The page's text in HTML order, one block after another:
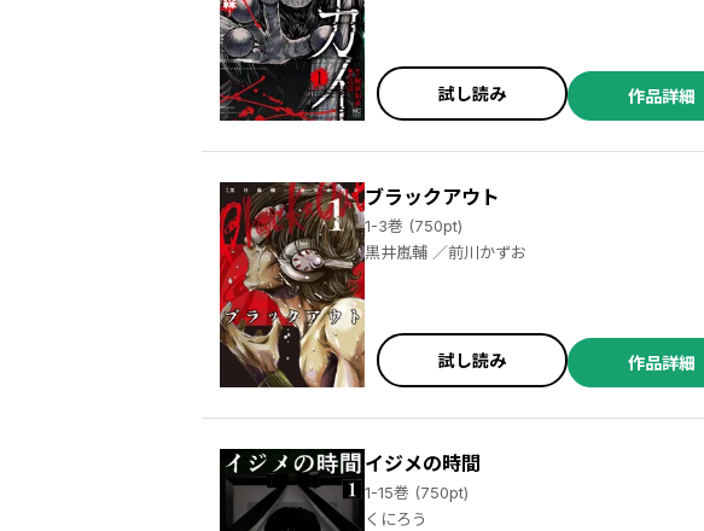
試し読み 作品詳細
ブラックアウト
1-3巻 (750pt)
黒井嵐輔 ／前川かずお
試し読み 作品詳細
イジメの時間
1-15巻 (750pt)
くにろう